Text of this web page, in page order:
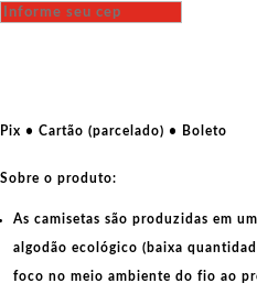
Bacurau
Pix • Cartão (parcelado) • Boleto
Sobre o produto:
As camisetas são produzidas em
algodão ecológico (baixa
foco no meio ambiente do fio ao